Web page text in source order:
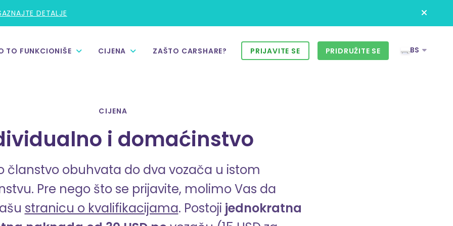
DETALJE
TO FUNKCIONIŠE CIJENA ZAŠTO CARSHARE? PRIJAVITE SE PRIDRUŽITE SE BS
CIJENA
i domaćinstvo
članstvo obuhvata do dva vozača u istom
Pre nego što se prijavite, molimo Vas da
stranicu o kvalifikacijama. Postoji jednokratna